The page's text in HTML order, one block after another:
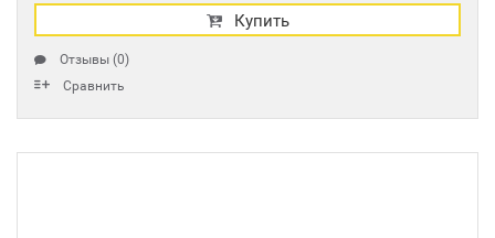
Купить
Отзывы (0)
Сравнить